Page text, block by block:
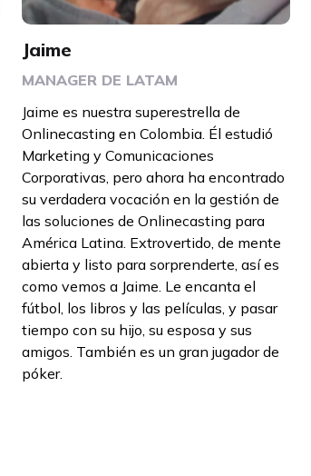
Jaime
MANAGER DE LATAM
Jaime es nuestra superestrella de
Onlinecasting en Colombia. Él estudió
Marketing y Comunicaciones
Corporativas, pero ahora ha encontrado
su verdadera vocación en la gestión de
las soluciones de Onlinecasting para
América Latina. Extrovertido, de mente
abierta y listo para sorprenderte, así es
como vemos a Jaime. Le encanta el
fútbol, los libros y las películas, y pasar
tiempo con su hijo, su esposa y sus
amigos. También es un gran jugador de
póker.